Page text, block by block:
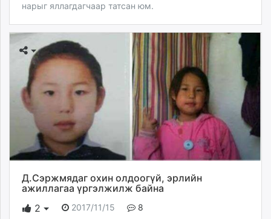
нарыг яллагдагчаар татсан юм.
Д.Сэржмядаг охин олдоогүй, эрлийн
ажиллагаа үргэлжилж байна
2
2017/11/15 8